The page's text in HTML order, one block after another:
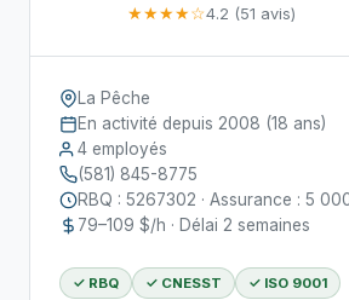
★★★★☆4.2 (51 avis)
La Pêche
En activité depuis 2008 (18 ans)
4 employés
(581) 845-8775
RBQ : 5267302 · Assurance : 5
79–109 $/h · Délai 2 semaines
✓ RBQ ✓ CNESST ✓ ISO 9001